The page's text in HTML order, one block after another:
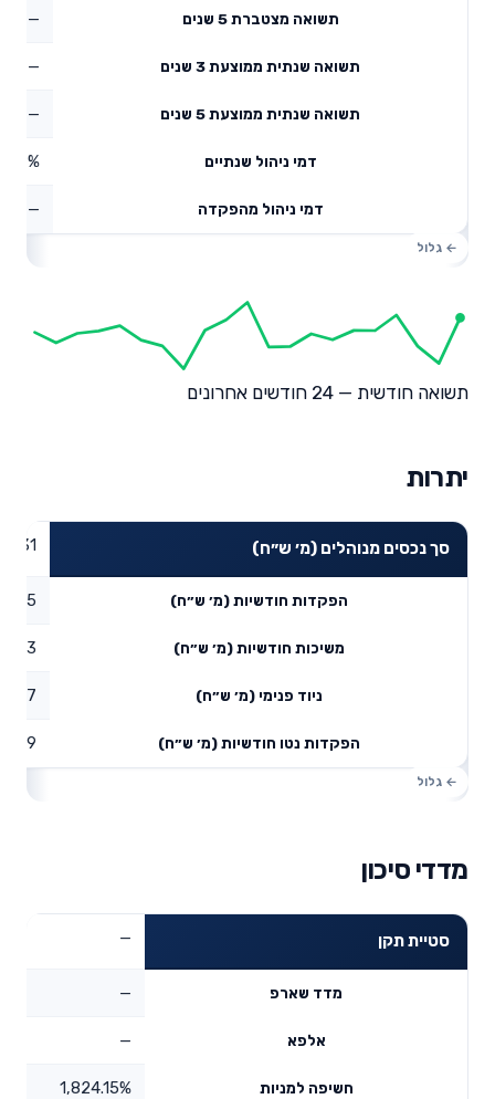
תשואה מצטברת 5 שנים —
תשואה שנתית ממוצעת 3 שנים —
תשואה שנתית ממוצעת 5 שנים —
דמי ניהול שנתיים
דמי ניהול מהפקדה —
תשואה חודשית — 24 חודשים אחרונים
יתרות
סך נכסים מנוהלים (מ׳ ש״ח)
הפקדות חודשיות (מ׳ ש״ח) 16.15
משיכות חודשיות (מ׳ ש״ח) 3.13
ניוד פנימי (מ׳ ש״ח)
הפקדות נטו חודשיות (מ׳ ש״ח)
מדדי סיכון
סטיית תקן —
מדד שארפ —
אלפא —
חשיפה למניות 1,824.15%